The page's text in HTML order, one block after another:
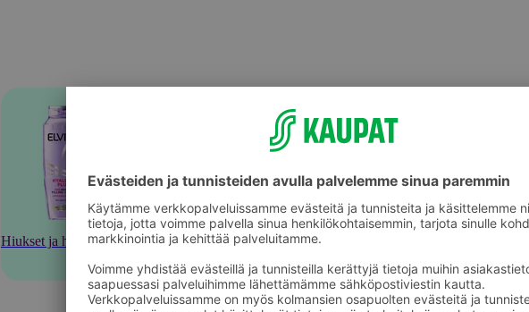
Hiukset ja hiustenhoito Hiusten muotoilu